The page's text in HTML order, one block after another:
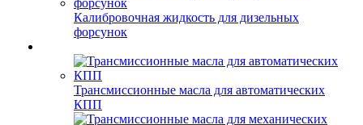
Калибровочная жидкость для дизельных
форсунок
Трансмиссионные масла для автоматических
КПП